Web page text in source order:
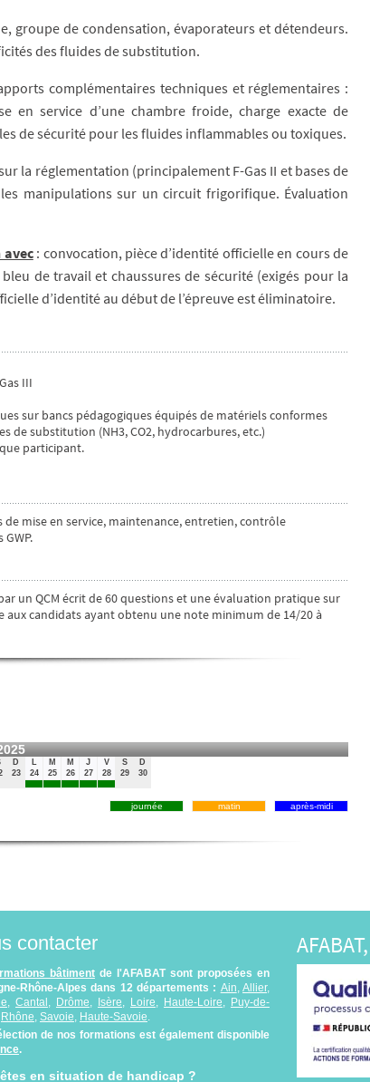
groupe de condensation, évaporateurs et détendeurs.
des fluides de substitution.
complémentaires techniques et réglementaires :
en service d’une chambre froide, charge exacte de
de sécurité pour les fluides inflammables ou toxiques.
la réglementation (principalement F-Gas II et bases de
manipulations sur un circuit frigorifique. Évaluation
: convocation, pièce d’identité officielle en cours de
de travail et chaussures de sécurité (exigés pour la
d’identité au début de l’épreuve est éliminatoire.
III
sur bancs pédagogiques équipés de matériels conformes
de substitution (NH3, CO2, hydrocarbures, etc.)
participant.
mise en service, maintenance, entretien, contrôle
un QCM écrit de 60 questions et une évaluation pratique sur
aux candidats ayant obtenu une note minimum de 14/20 à
D
23
24
M
25
M
26
J
27
V
28
S
29
D
30
journée matin après-midi
contacter
bâtimentde l'AFABAT sont proposées en
Rhône-Alpes dans 12 départements : Ain, Allier,
, Cantal, Drôme, Isère, Loire, Haute-Loire, Puy-de-
Rhône, Savoie, Haute-Savoie.
de nos formations est également disponible
.
en situation de handicap ?
AFABAT,